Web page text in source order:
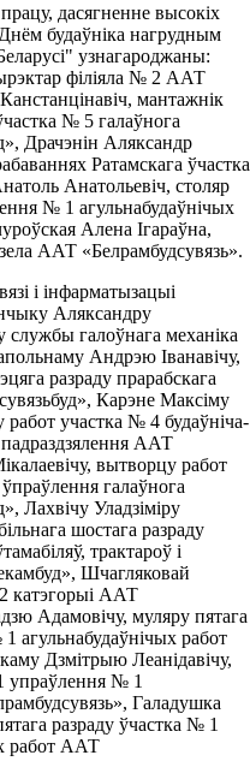
дасягненне высокіх
будаўніка нагрудным
узнагароджаны:
філіяла № 2 ААТ
мантажнік
№ 5 галаўнога
Драчэнін Аляксандр
Ратамскага ўчастка
Анатольевіч, столяр
№ 1 агульнабудаўнічых
Алена Ігараўна,
ААТ «Белрамбудсувязь».
і інфарматызацыі
Аляксандру
службы галоўнага механіка
Андрэю Іванавічу,
разраду прарабскага
Карэне Максіму
участка № 4 будаўніча-
ААТ
вытворцу работ
галаўнога
Лахвічу Уладзіміру
шостага разраду
трактароў і
Шчагляковай
2 катэгорыі ААТ
Адамовічу, муляру пятага
агульнабудаўнічых работ
Дзмітрыю Леанідавічу,
упраўлення № 1
Галадушка
разраду ўчастка № 1
работ ААТ